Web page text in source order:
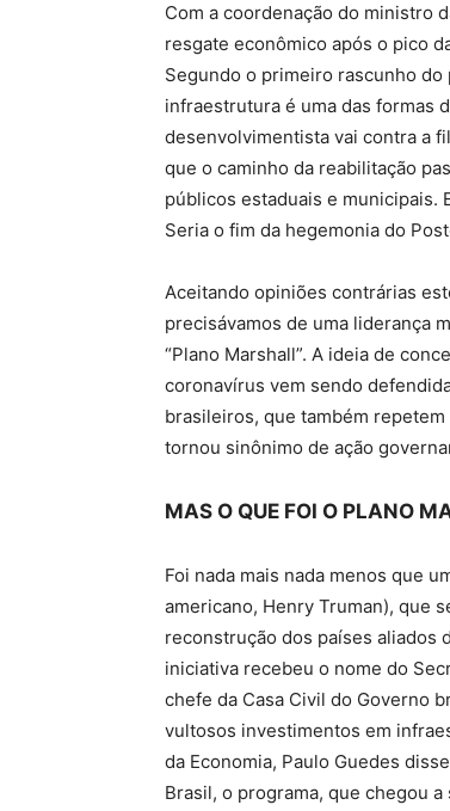
Com a coordenação do ministro
resgate econômico após o pico
Segundo o primeiro rascunho
infraestrutura é uma das formas
desenvolvimentista vai contra a
que o caminho da reabilitação
públicos estaduais e municipais.
Seria o fim da hegemonia do
Aceitando opiniões contrárias
precisávamos de uma liderança
“Plano Marshall”. A ideia de
coronavírus vem sendo
brasileiros, que também
tornou sinônimo de ação
MAS O QUE FOI O PLANO
Foi nada mais nada menos que
americano, Henry Truman), que
reconstrução dos países aliados
iniciativa recebeu o nome do
chefe da Casa Civil do Governo
vultosos investimentos em
da Economia, Paulo Guedes
Brasil, o programa, que chegou